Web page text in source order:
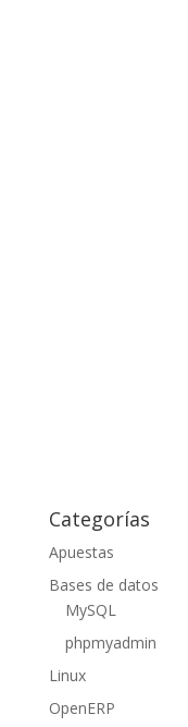
Categorías
Apuestas
Bases de datos
MySQL
phpmyadmin
Linux
OpenERP